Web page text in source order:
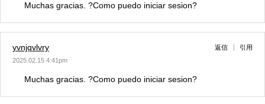
Muchas gracias. ?Como puedo iniciar sesion?
yvnjqvlvry
2025.02.15 4:41pm
返信 引用
Muchas gracias. ?Como puedo iniciar sesion?